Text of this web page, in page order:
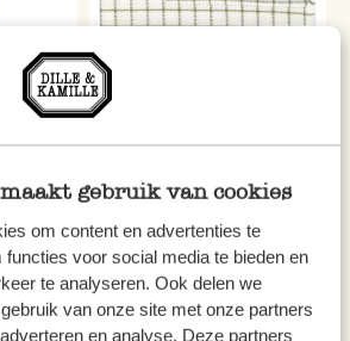
gebruik van cookies
om content en advertenties te
functies voor social media te bieden en
te analyseren. Ook delen we
van onze site met onze partners
en analyse. Deze partners
Lavette, coton bio, à carreaux